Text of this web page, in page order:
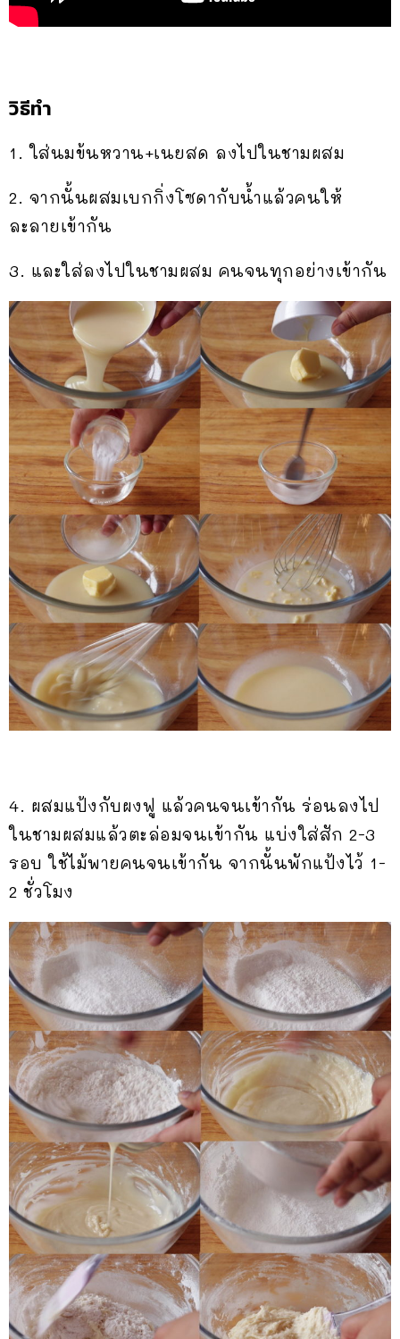
วิธีทำ
1. ใส่นมข้นหวาน+เนยสด ลงไปในชามผสม
2. จากนั้นผสมเบกกิ่งโซดากับน้ำแล้วคนให้
ละลายเข้ากัน
3. และใส่ลงไปในชามผสม คนจนทุกอย่างเข้ากัน
4. ผสมแป้งกับผงฟู แล้วคนจนเข้ากัน ร่อนลงไป
ในชามผสมแล้วตะล่อมจนเข้ากัน แบ่งใส่สัก 2-3
รอบ ใช้ไม้พายคนจนเข้ากัน จากนั้นพักแป้งไว้ 1-
2 ชั่วโมง